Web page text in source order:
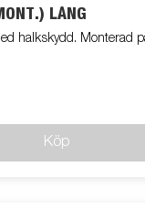
LÅNG
halkskydd. Monterad
Köp